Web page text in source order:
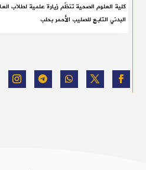
كلية العلوم الصحية تنظّم زيارة علمية لطلاب
البدني التابع للصليب الأحمر بحلب